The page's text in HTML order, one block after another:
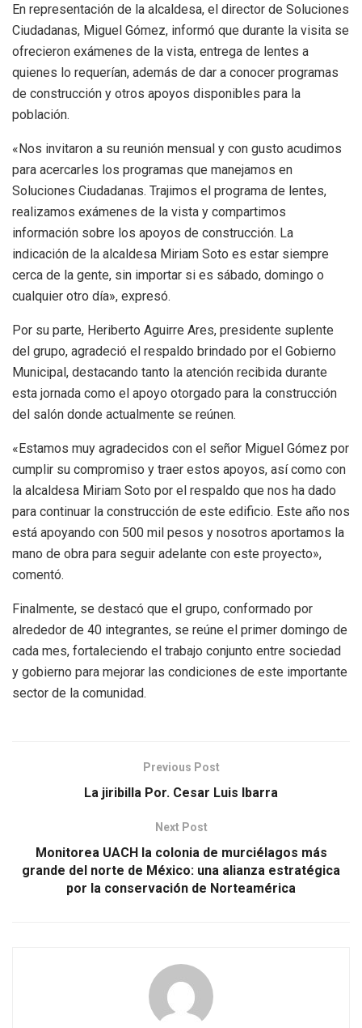
En representación de la alcaldesa, el director de Soluciones
Ciudadanas, Miguel Gómez, informó que durante la visita se
ofrecieron exámenes de la vista, entrega de lentes a
quienes lo requerían, además de dar a conocer programas
de construcción y otros apoyos disponibles para la
población.
«Nos invitaron a su reunión mensual y con gusto acudimos
para acercarles los programas que manejamos en
Soluciones Ciudadanas. Trajimos el programa de lentes,
realizamos exámenes de la vista y compartimos
información sobre los apoyos de construcción. La
indicación de la alcaldesa Miriam Soto es estar siempre
cerca de la gente, sin importar si es sábado, domingo o
cualquier otro día», expresó.
Por su parte, Heriberto Aguirre Ares, presidente suplente
del grupo, agradeció el respaldo brindado por el Gobierno
Municipal, destacando tanto la atención recibida durante
esta jornada como el apoyo otorgado para la construcción
del salón donde actualmente se reúnen.
«Estamos muy agradecidos con el señor Miguel Gómez por
cumplir su compromiso y traer estos apoyos, así como con
la alcaldesa Miriam Soto por el respaldo que nos ha dado
para continuar la construcción de este edificio. Este año nos
está apoyando con 500 mil pesos y nosotros aportamos la
mano de obra para seguir adelante con este proyecto»,
comentó.
Finalmente, se destacó que el grupo, conformado por
alrededor de 40 integrantes, se reúne el primer domingo de
cada mes, fortaleciendo el trabajo conjunto entre sociedad
y gobierno para mejorar las condiciones de este importante
sector de la comunidad.
Previous Post
La jiribilla Por. Cesar Luis Ibarra
Next Post
Monitorea UACH la colonia de murciélagos más
grande del norte de México: una alianza estratégica
por la conservación de Norteamérica